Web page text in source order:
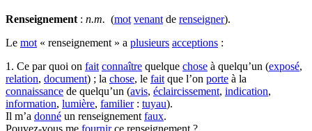
Renseignement : n.m. (mot venant de renseigner).
Le mot « renseignement » a plusieurs acceptions :
1. Ce par quoi on fait connaître quelque chose à quelqu’un (exposé,
relation, document) ; la chose, le fait que l’on porte à la
connaissance de quelqu’un (avis, éclaircissement, indication,
information, lumière, familier: tuyau).
Il m’a donné un renseignement faux.
Pouvez-vous me fournirce renseignement ?